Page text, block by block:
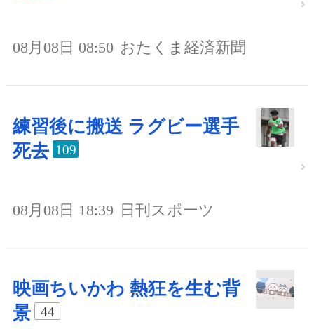
08月08日 08:50 おたくま経済新聞
練習後に搬送 ラグビー選手
死去 109
08月08日 18:39 日刊スポーツ
映画ちいかわ 熱狂を生む背
景
44